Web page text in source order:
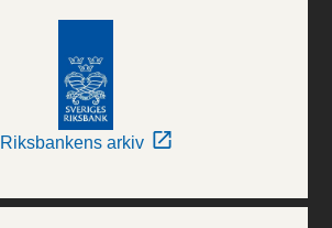
Riksbankens arkiv